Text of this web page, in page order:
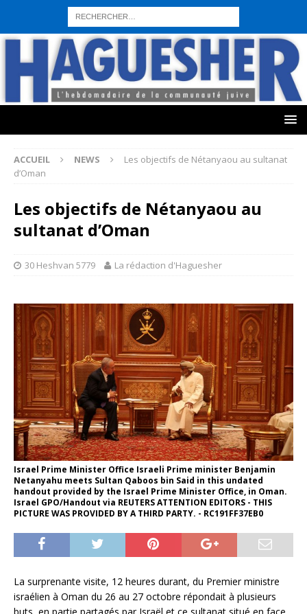
sohbet hattı numarası seks hattı numara istanbul escort bayanlar
sohbet hattı numaralar seks hattı numaralar"
numaraları sohbet hattı sex hattı telefonda seks numara sıcak sex
sohbet hattı canlı sohbet hatları sohbet numaraları
ucuz
sex sohbet hattı numaraları
yeni casino siteleri
ACCUEIL NEWS
Les objectifs de Nétanyaou au sultanat
d’Oman
Les objectifs de Nétanyaou au
sultanat d’Oman
30 Heshvan 5779 La rédaction d'Haguesher
Israel Prime Minister Office Israeli Prime minister Benjamin
Netanyahu meets Sultan Qaboos bin Said in this undated
handout provided by the Israel Prime Minister Office, in Oman.
Israel GPO/Handout via REUTERS ATTENTION EDITORS - THIS
PICTURE WAS PROVIDED BY A THIRD PARTY. - RC191FF37EB0
La surprenante visite, 12 heures durant, du Premier ministre
israélien à Oman du 26 au 27 octobre répondait à plusieurs